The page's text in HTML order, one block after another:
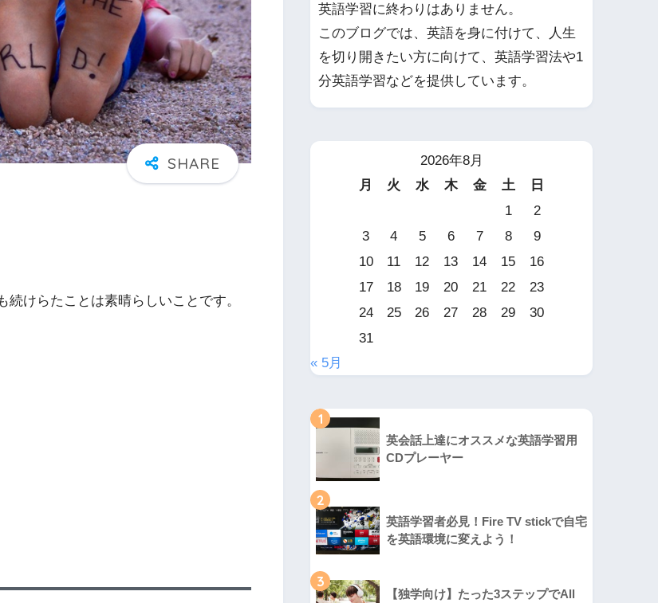
けらたことは素晴らしいことです。
英語学習に終わりはありません。
このブログでは、英語を身に付けて、人生
を切り開きたい方に向けて、英語学習法や1
分英語学習などを提供しています。
2026年8月
月
火 水 木 金 土
日
1
2
3
4 5 6 7 8
9
10
11 12 13 14 15
16
17
18 19 20 21 22
23
24
25 26 27 28 29
30
31
« 5月
1
英会話上達にオススメな英語学習用
CDプレーヤー
2
英語学習者必見！Fire TV stickで自宅
を英語環境に変えよう！
3
【独学向け】たった3ステップでAll